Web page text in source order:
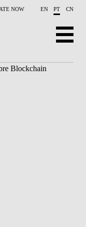
NOW EN PT CN